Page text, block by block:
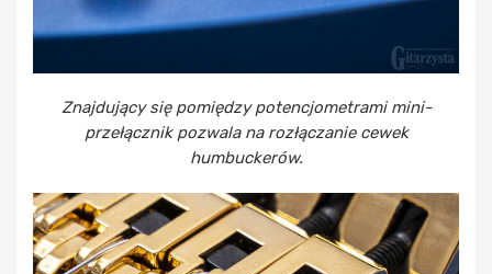
Znajdujący się pomiędzy potencjometrami mini-
przełącznik pozwala na rozłączanie cewek
humbuckerów.